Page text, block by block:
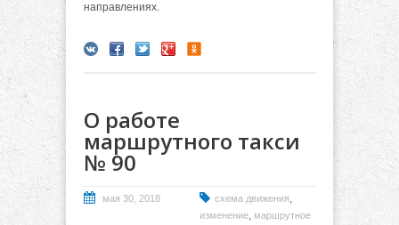
направлениях.
О работе
маршрутного такси
№ 90
мая 30, 2018 схема движения,
изменение, маршрутное